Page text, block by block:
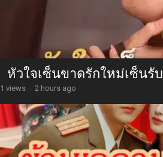
หัวใจเซ็นขาดรักใหม่เซ็นรับ
1 views · 2 hours ago